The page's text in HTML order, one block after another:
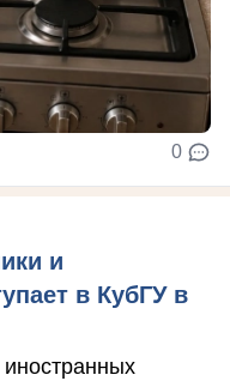
0
и
в КубГУ в